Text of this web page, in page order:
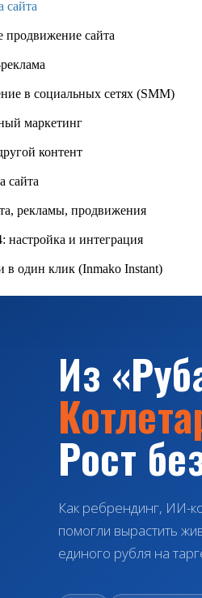
сайта
продвижение сайта
в социальных сетях (SMM)
маркетинг
контент
сайта
рекламы, продвижения
настройка и интеграция
в один клик (Inmako Instant)
ИНМАКО
SMM бренда
Из
Рост
Как ребрендинг, ИИ-
помогли вырастить
единого рубля на